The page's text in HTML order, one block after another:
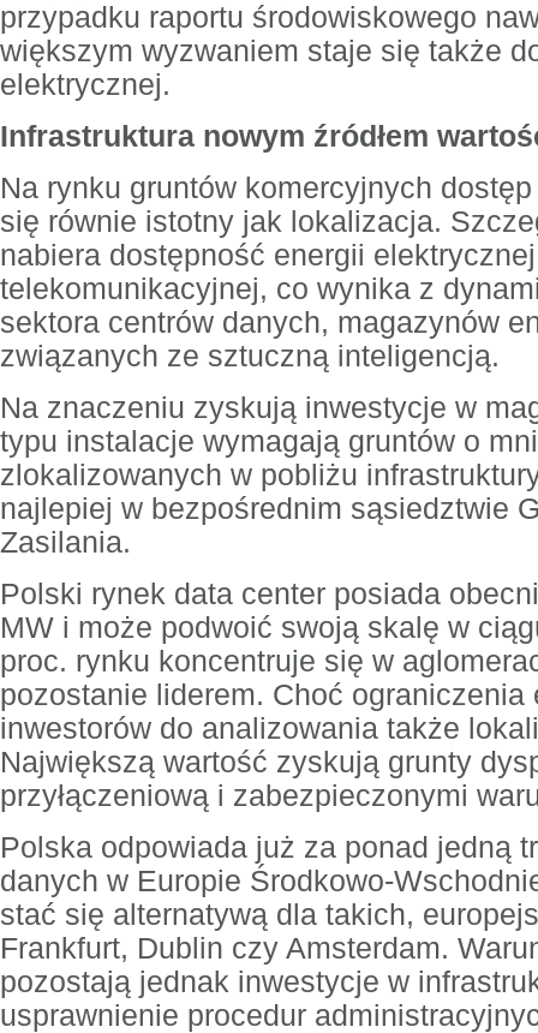
przypadku raportu środowiskowego
większym wyzwaniem staje się także
elektrycznej.
Infrastruktura nowym źródłem
Na rynku gruntów komercyjnych
się równie istotny jak lokalizacja.
nabiera dostępność energii
telekomunikacyjnej, co wynika z
sektora centrów danych, magazynów
związanych ze sztuczną inteligencją.
Na znaczeniu zyskują inwestycje w
typu instalacje wymagają gruntów o
zlokalizowanych w pobliżu
najlepiej w bezpośrednim sąsiedztwie
Zasilania.
Polski rynek data center posiada
MW i może podwoić swoją skalę w
proc. rynku koncentruje się w
pozostanie liderem. Choć ograniczenia
inwestorów do analizowania także
Największą wartość zyskują grunty
przyłączeniową i zabezpieczonymi
Polska odpowiada już za ponad jedną
danych w Europie Środkowo-
stać się alternatywą dla takich,
Frankfurt, Dublin czy Amsterdam.
pozostają jednak inwestycje w
usprawnienie procedur